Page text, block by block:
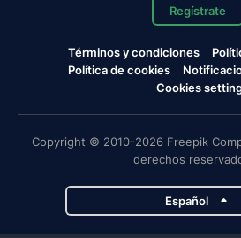
Regístrate
Términos y condiciones
Política de cookies
Cookies
Copyright © 2010-2026 Freepik
derechos
Español